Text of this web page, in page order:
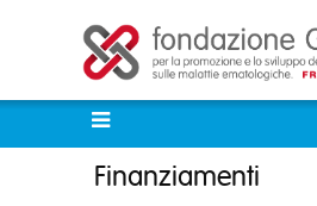
Finanziamenti